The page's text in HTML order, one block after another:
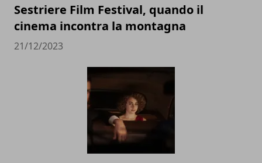
Sestriere Film Festival, quando il
cinema incontra la montagna
21/12/2023